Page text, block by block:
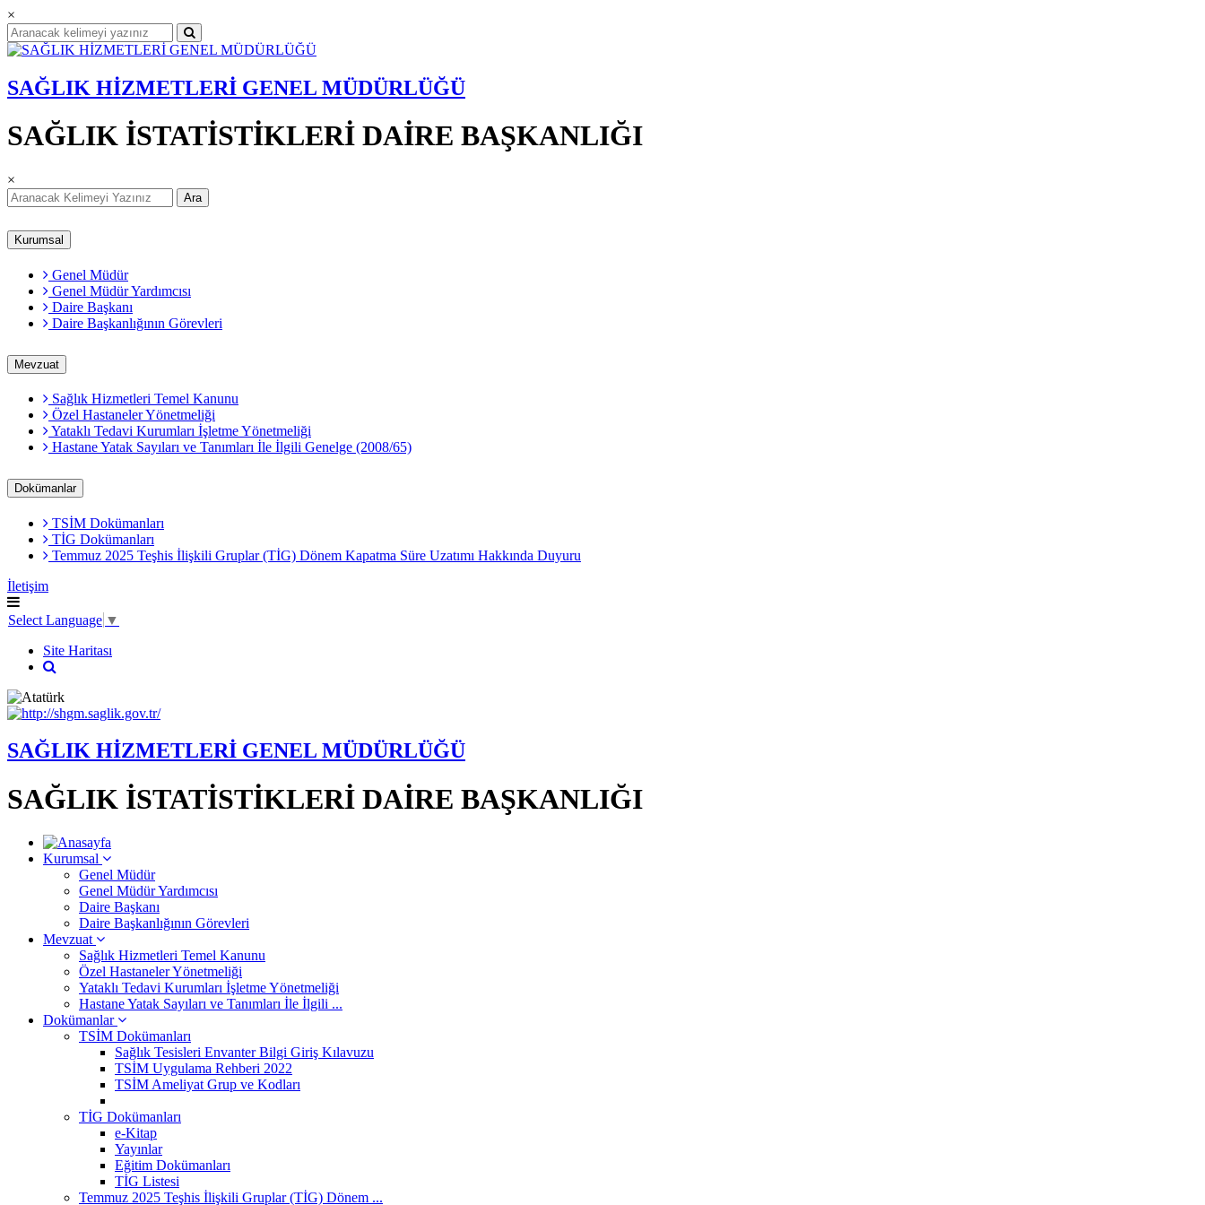
×
SAĞLIK HİZMETLERİ GENEL MÜDÜRLÜĞÜ
SAĞLIK İSTATİSTİKLERİ DAİRE BAŞKANLIĞI
×
Ara
Kurumsal
Genel Müdür
Genel Müdür Yardımcısı
Daire Başkanı
Daire Başkanlığının Görevleri
Mevzuat
Sağlık Hizmetleri Temel Kanunu
Özel Hastaneler Yönetmeliği
Yataklı Tedavi Kurumları İşletme Yönetmeliği
Hastane Yatak Sayıları ve Tanımları İle İlgili Genelge (2008/65)
Dokümanlar
TSİM Dokümanları
TİG Dokümanları
Temmuz 2025 Teşhis İlişkili Gruplar (TİG) Dönem Kapatma Süre Uzatımı Hakkında Duyuru
İletişim
Select Language ▼
Site Haritası
SAĞLIK HİZMETLERİ GENEL MÜDÜRLÜĞÜ
SAĞLIK İSTATİSTİKLERİ DAİRE BAŞKANLIĞI
Kurumsal
Genel Müdür
Genel Müdür Yardımcısı
Daire Başkanı
Daire Başkanlığının Görevleri
Mevzuat
Sağlık Hizmetleri Temel Kanunu
Özel Hastaneler Yönetmeliği
Yataklı Tedavi Kurumları İşletme Yönetmeliği
Hastane Yatak Sayıları ve Tanımları İle İlgili ...
Dokümanlar
TSİM Dokümanları
Sağlık Tesisleri Envanter Bilgi Giriş Kılavuzu
TSİM Uygulama Rehberi 2022
TSİM Ameliyat Grup ve Kodları
TİG Dokümanları
e-Kitap
Yayınlar
Eğitim Dokümanları
TİG Listesi
Temmuz 2025 Teşhis İlişkili Gruplar (TİG) Dönem ...